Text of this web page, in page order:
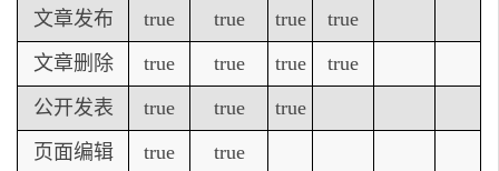
文章发布
true true true
true
文章删除
true true true
true
公开发表
true true
true
页面编辑
true
true